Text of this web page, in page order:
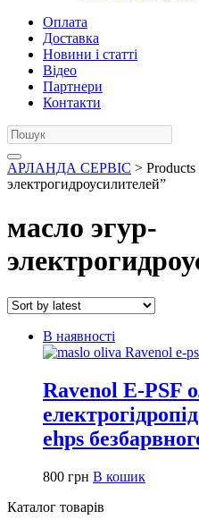
Оплата
Доставка
Новини і статті
Відео
Партнери
Контакти
АРЛАНДА СЕРВІС > Products
электрогидроусилителей”
масло эгур-
В наявності
Ravenol E-PSF
ehps
800 грн В кошик
Каталог товарів